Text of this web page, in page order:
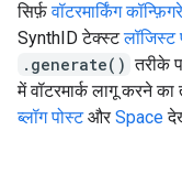
सिर्फ़वॉटरमार्किंग
SynthID टेक्स्टलॉजिस्ट
.generate() तरीके
में वॉटरमार्क लागू करने
ब्लॉग पोस्टऔर Space